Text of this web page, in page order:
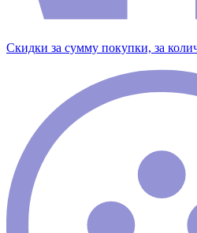
Скидки за сумму покупки, за